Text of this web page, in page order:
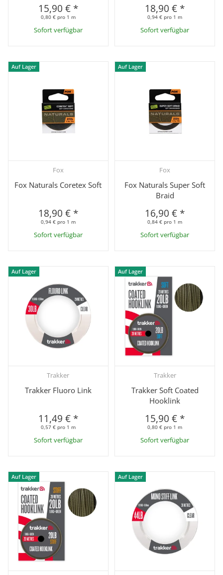
15,90 € *
0,80 € pro 1 m
Sofort verfügbar
18,90 € *
0,94 € pro 1 m
Sofort verfügbar
Auf Lager
Fox
Fox Naturals Coretex Soft
18,90 € *
0,94 € pro 1 m
Sofort verfügbar
Auf Lager
Fox
Fox Naturals Super Soft
Braid
16,90 € *
0,84 € pro 1 m
Sofort verfügbar
Auf Lager
Trakker
Trakker Fluoro Link
11,49 € *
0,57 € pro 1 m
Sofort verfügbar
Auf Lager
Trakker
Trakker Soft Coated
Hooklink
15,90 € *
0,80 € pro 1 m
Sofort verfügbar
Auf Lager Auf Lager